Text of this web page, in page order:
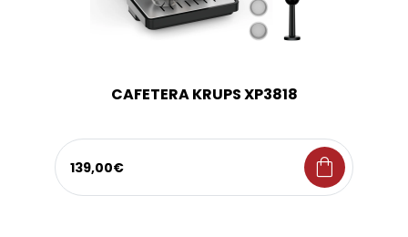
CAFETERA KRUPS XP3818
139,00€ shopping_bag